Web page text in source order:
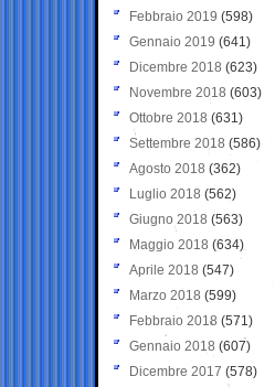
Febbraio 2019 (598)
Gennaio 2019 (641)
Dicembre 2018 (623)
Novembre 2018 (603)
Ottobre 2018 (631)
Settembre 2018 (586)
Agosto 2018 (362)
Luglio 2018 (562)
Giugno 2018 (563)
Maggio 2018 (634)
Aprile 2018 (547)
Marzo 2018 (599)
Febbraio 2018 (571)
Gennaio 2018 (607)
Dicembre 2017 (578)